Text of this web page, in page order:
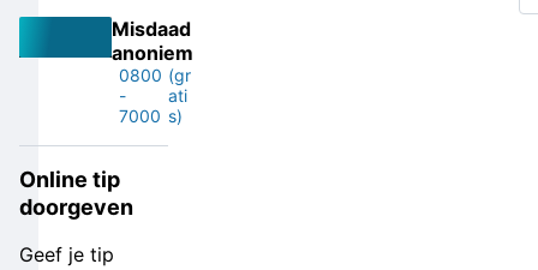
Misdaad
anoniem
0800
-
7000
(gr
ati
s)
Online tip
doorgeven
Geef je tip